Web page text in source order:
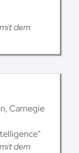
dem
Carnegie
dem